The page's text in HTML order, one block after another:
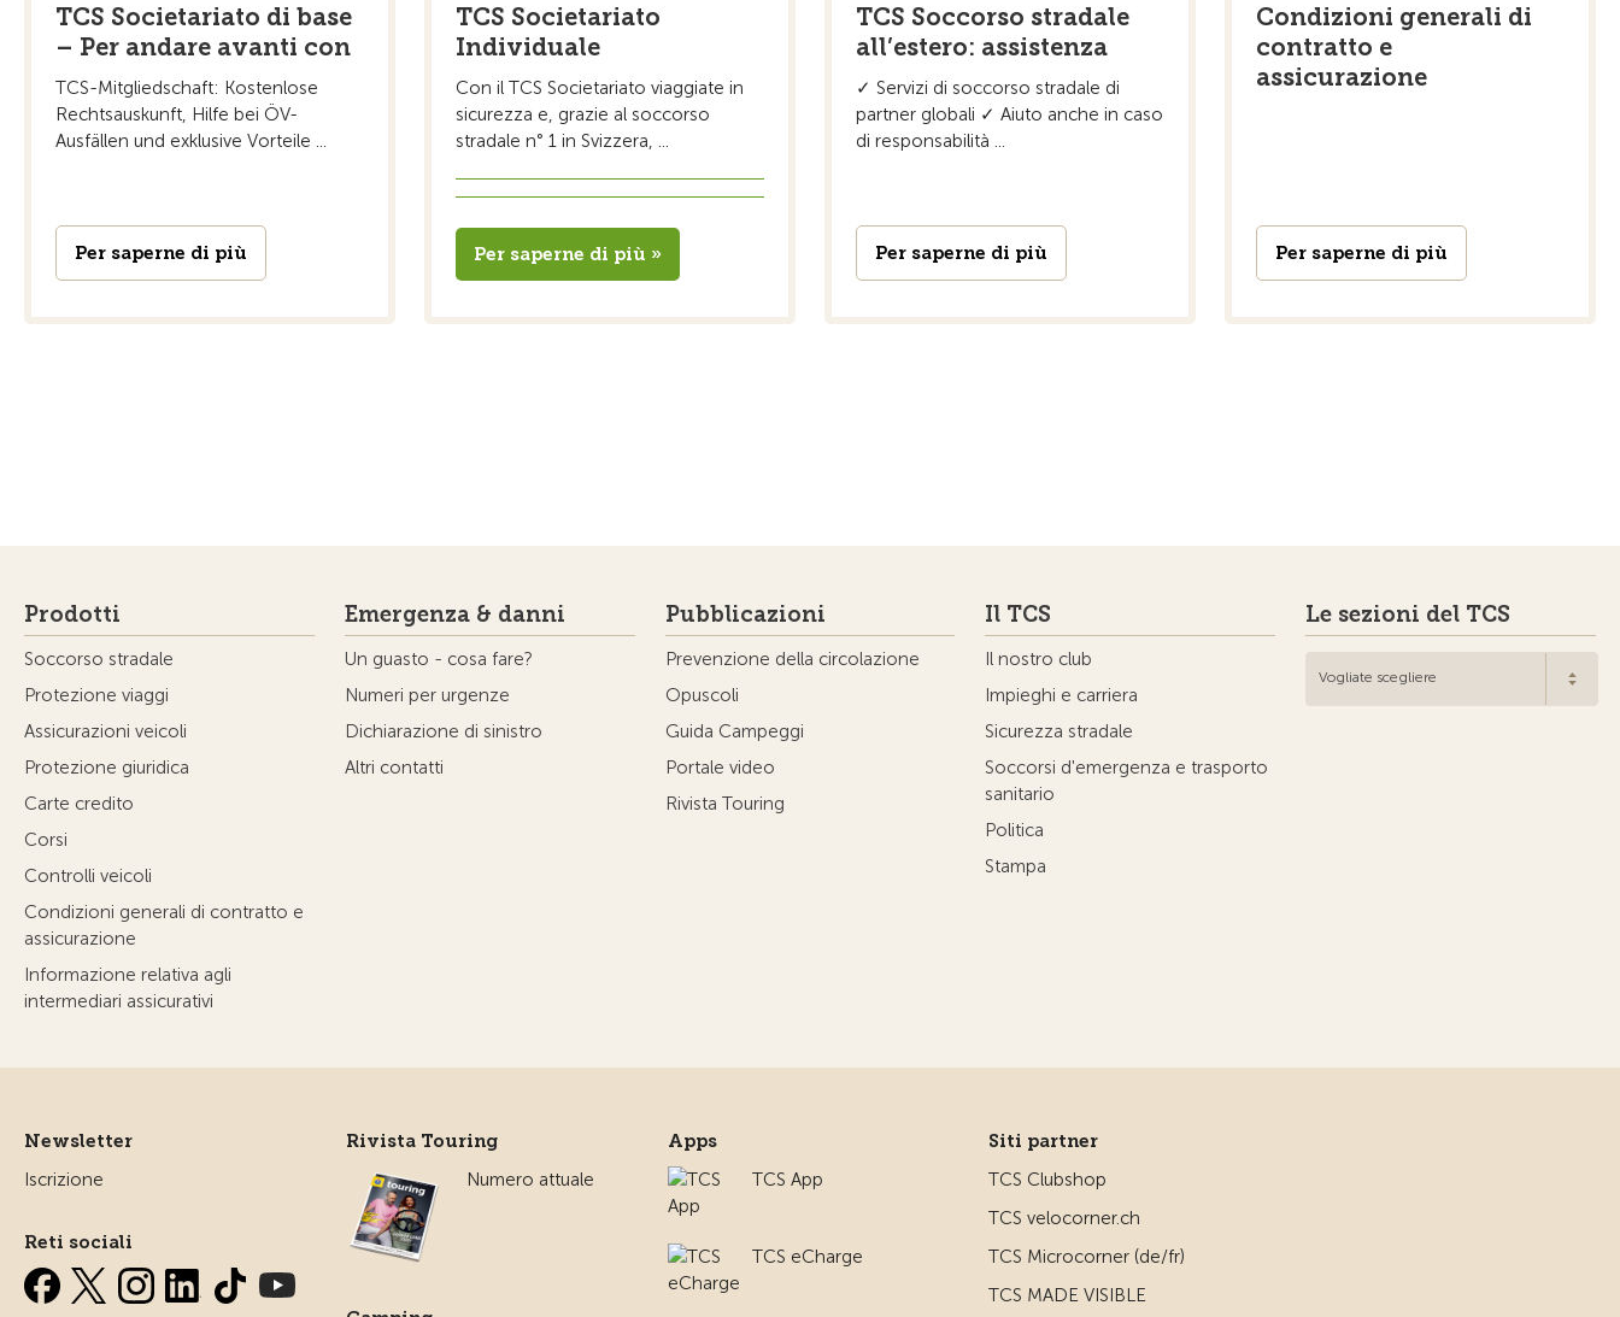
TCS Societariato di base
– Per andare avanti con
TCS-Mitgliedschaft: Kostenlose
Rechtsauskunft, Hilfe bei ÖV-
Ausfällen und exklusive Vorteile ...
Per saperne di più
TCS Societariato
Individuale
Con il TCS Societariato viaggiate in
sicurezza e, grazie al soccorso
stradale n° 1 in Svizzera, ...
Per saperne di più »
TCS Soccorso stradale
all’estero: assistenza
✓ Servizi di soccorso stradale di
partner globali ✓ Aiuto anche in caso
di responsabilità ...
Per saperne di più
Condizioni generali di
contratto e
assicurazione
Per saperne di più
Prodotti
Soccorso stradale
Protezione viaggi
Assicurazioni veicoli
Protezione giuridica
Carte credito
Corsi
Controlli veicoli
Condizioni generali di contratto e
assicurazione
Informazione relativa agli
intermediari assicurativi
Emergenza & danni
Un guasto - cosa fare?
Numeri per urgenze
Dichiarazione di sinistro
Altri contatti
Pubblicazioni
Prevenzione della circolazione
Opuscoli
Guida Campeggi
Portale video
Rivista Touring
Il TCS
Il nostro club
Impieghi e carriera
Sicurezza stradale
Soccorsi d'emergenza e trasporto
sanitario
Politica
Stampa
Le sezioni del TCS
Vogliate scegliere
Newsletter
Iscrizione
Reti sociali
Rivista Touring
Numero attuale
Apps
TCS App
TCS eCharge
Siti partner
TCS Clubshop
TCS velocorner.ch
TCS Microcorner (de/fr)
TCS MADE VISIBLE